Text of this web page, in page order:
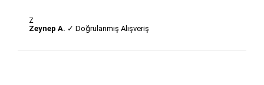
Z
Zeynep A. ✓ Doğrulanmış Alışveriş